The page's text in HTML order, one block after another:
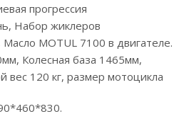
прогрессия
Набор жиклеров
MOTUL 7100 в двигателе.
Колесная база 1465мм,
вес 120 кг, размер мотоцикла